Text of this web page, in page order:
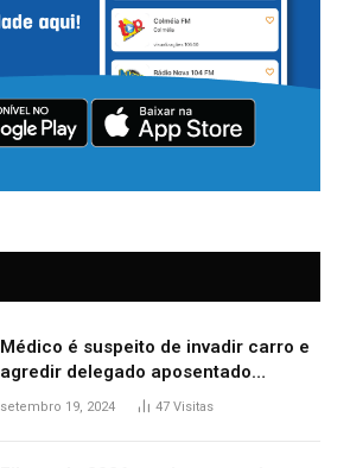
Médico é suspeito de invadir carro e
agredir delegado aposentado
durante confusão no trânsito
setembro 19, 2024 47 Visitas